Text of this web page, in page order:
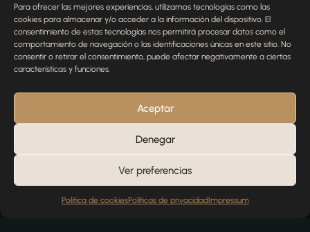
Para ofrecer las mejores experiencias, utilizamos tecnologías como las
cookies para almacenar y/o acceder a la información del dispositivo. El
consentimiento de estas tecnologías nos permitirá procesar datos como el
comportamiento de navegación o las identificaciones únicas en este sitio. No
consentir o retirar el consentimiento, puede afectar negativamente a ciertas
características y funciones.
Aceptar
Denegar
Ver preferencias
Política de cookiesPolíticas de privacidadImpressum
¿Tienes alguna pregunta, comentario o necesitas ayuda
con tu pedido? Estamos aquí para ayudarte.
NOMBRE
EMAIL
MENSAJE